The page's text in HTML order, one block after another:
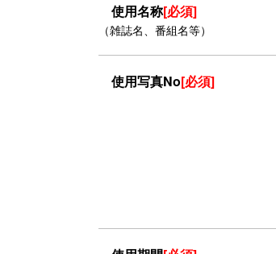
使用名称[必須]
（雑誌名、番組名等）
使用写真No[必須]